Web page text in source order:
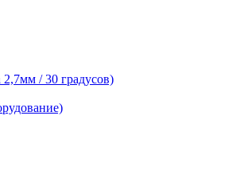
/ 30 градусов)